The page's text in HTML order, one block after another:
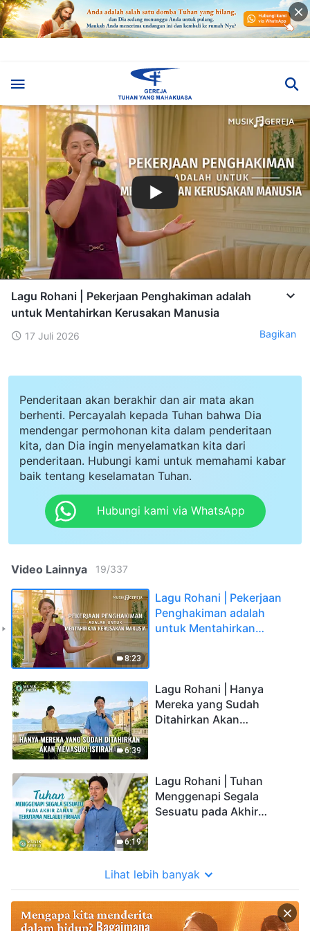
Lagu Rohani | Pekerjaan Penghakiman adalah
untuk Mentahirkan Kerusakan Manusia
17 Juli 2026 Bagikan
Penderitaan akan berakhir dan air mata akan
berhenti. Percayalah kepada Tuhan bahwa Dia
mendengar permohonan kita dalam penderitaan
kita, dan Dia ingin menyelamatkan kita dari
penderitaan. Hubungi kami untuk memahami kabar
baik tentang keselamatan Tuhan.
Hubungi kami via WhatsApp
Video Lainnya 19/337
8:23
Lagu Rohani | Pekerjaan
Penghakiman adalah
untuk Mentahirkan
6:39
Lagu Rohani | Hanya
Mereka yang Sudah
Ditahirkan Akan
6:19
Lagu Rohani | Tuhan
Menggenapi Segala
Sesuatu pada Akhir
Lihat lebih banyak